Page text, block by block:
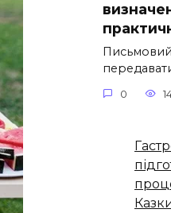
0